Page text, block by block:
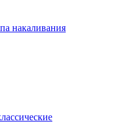
накаливания